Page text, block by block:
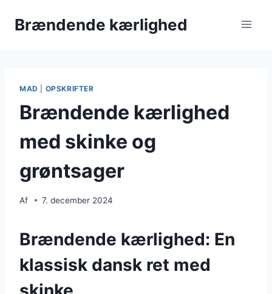
Brændende kærlighed
MAD OPSKRIFTER
Brændende kærlighed
med skinke og
grøntsager
Af 7. december 2024
Brændende kærlighed: En
klassisk dansk ret med